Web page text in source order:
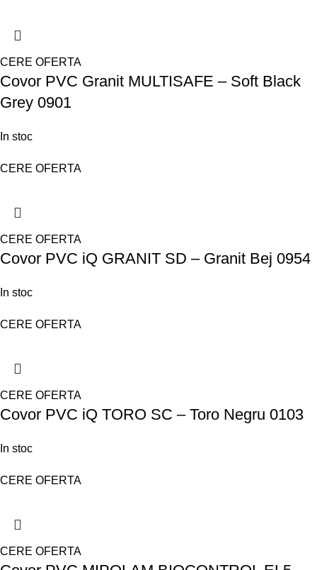
CERE OFERTA
Covor PVC Granit MULTISAFE – Soft Black
Grey 0901
In stoc
CERE OFERTA
CERE OFERTA
Covor PVC iQ GRANIT SD – Granit Bej 0954
In stoc
CERE OFERTA
CERE OFERTA
Covor PVC iQ TORO SC – Toro Negru 0103
In stoc
CERE OFERTA
CERE OFERTA